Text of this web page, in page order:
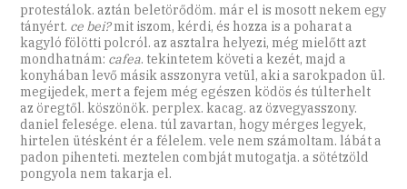
protestálok. aztán beletörődöm. már el is mosott nekem egy
tányért. ce bei?mit iszom, kérdi, és hozza is a poharat a
kagyló fölötti polcról. az asztalra helyezi, még mielőtt azt
mondhatnám: cafea. tekintetem követi a kezét, majd a
konyhában levő másik asszonyra vetül, aki a sarokpadon ül.
megijedek, mert a fejem még egészen ködös és túlterhelt
az öregtől. köszönök. perplex. kacag. az özvegyasszony.
daniel felesége. elena. túl zavartan, hogy mérges legyek,
hirtelen ütésként ér a félelem. vele nem számoltam. lábát a
padon pihenteti. meztelen combját mutogatja. a sötétzöld
pongyola nem takarja el.